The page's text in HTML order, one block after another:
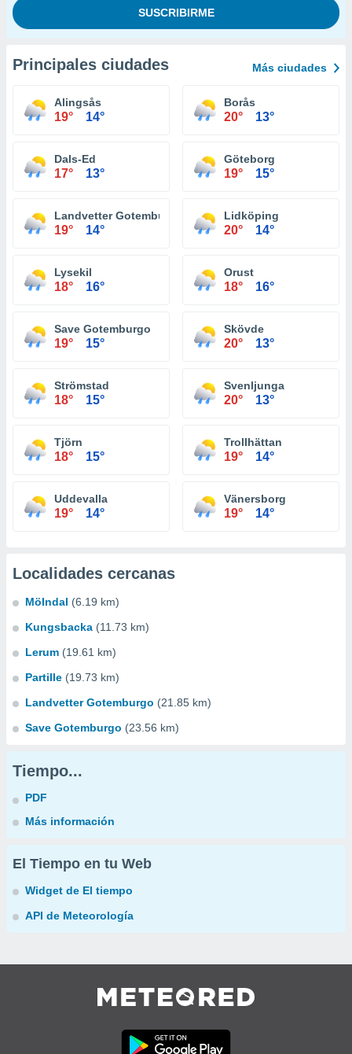
Principales ciudades Más ciudades
Alingsås
19° 14°
Borås
20° 13°
Dals-Ed
17° 13°
Göteborg
19° 15°
Landvetter Gotemburgo
19° 14°
Lidköping
20° 14°
Lysekil
18° 16°
Orust
18° 16°
Save Gotemburgo
19° 15°
Skövde
20° 13°
Strömstad
18° 15°
Svenljunga
20° 13°
Tjörn
18° 15°
Trollhättan
19° 14°
Uddevalla
19° 14°
Vänersborg
19° 14°
Localidades cercanas
Mölndal (6.19 km)
Kungsbacka (11.73 km)
Lerum (19.61 km)
Partille (19.73 km)
Landvetter Gotemburgo (21.85 km)
Save Gotemburgo (23.56 km)
Tiempo...
PDF
Más información
El Tiempo en tu Web
Widget de El tiempo
API de Meteorología